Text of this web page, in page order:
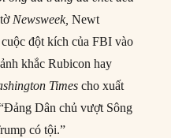
Newsweek,Newt
đột kích của FBI vào
khắc Rubicon hay
Timescho xuất
Dân chủ vượt Sông
có tội.”